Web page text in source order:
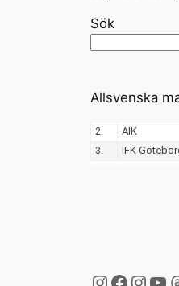
Sök
Allsvenska